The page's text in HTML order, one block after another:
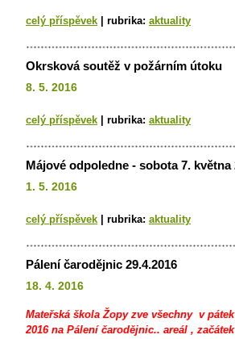
celý příspěvek rubrika: aktuality
Okrsková soutěž v požárním útoku
8. 5. 2016
celý příspěvek rubrika: aktuality
Májové odpoledne - sobota 7. května
1. 5. 2016
celý příspěvek rubrika: aktuality
Pálení čarodějnic 29.4.2016
18. 4. 2016
Mateřská škola Žopy zve všechny v
2016 na Pálení čarodějnic.. areál ,